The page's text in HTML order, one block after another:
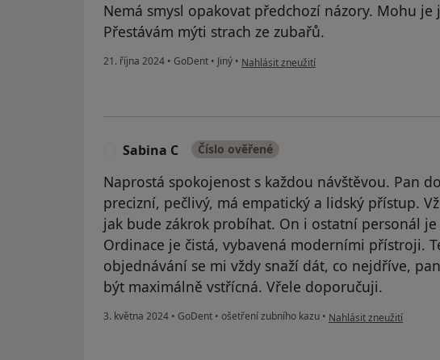
Nemá smysl opakovat předchozí názory. Mohu
Přestávám mýti strach ze zubařů.
21. října 2024 • GoDent • Jiný • podle názoru uživatele Kvíz Zd.
Nahlásit zneužití
Sabina C Číslo ověřené
Naprostá spokojenost s každou návštěvou. Pan
precizní, pečlivý, má empatický a lidský přístup.
jak bude zákrok probíhat. On i ostatní personál
Ordinace je čistá, vybavená moderními přístroji.
objednávání se mi vždy snaží dát, co nejdříve,
být maximálně vstřícná. Vřele doporučuji.
3. května 2024 • GoDent • ošetření zubního kazu • podle názoru uživatele
Nahlásit zneužití